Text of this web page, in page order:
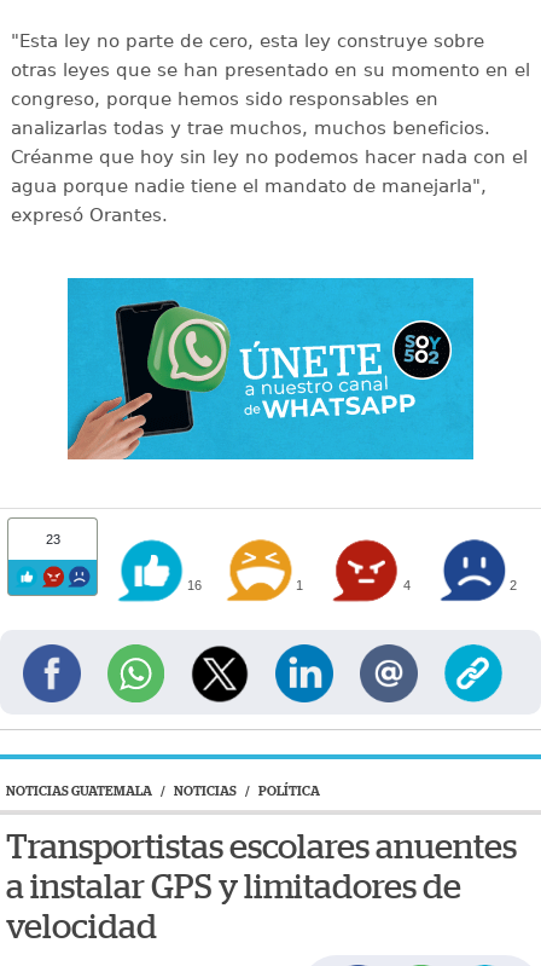
"Esta ley no parte de cero, esta ley construye sobre
otras leyes que se han presentado en su momento en el
congreso, porque hemos sido responsables en
analizarlas todas y trae muchos, muchos beneficios.
Créanme que hoy sin ley no podemos hacer nada con el
agua porque nadie tiene el mandato de manejarla",
expresó Orantes.
23
16 1 4 2
NOTICIAS GUATEMALA / NOTICIAS / POLÍTICA
Transportistas escolares anuentes
a instalar GPS y limitadores de
velocidad